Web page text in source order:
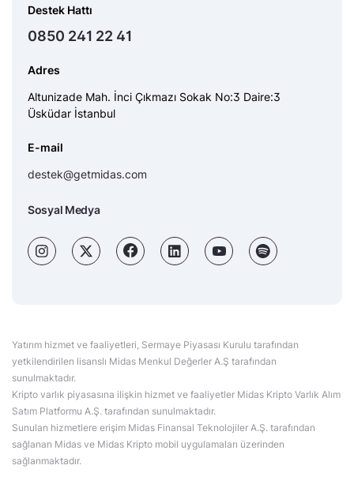
Destek Hattı
0850 241 22 41
Adres
Altunizade Mah. İnci Çıkmazı Sokak No:3 Daire:3
Üsküdar İstanbul
E-mail
destek@getmidas.com
Sosyal Medya
Yatırım hizmet ve faaliyetleri, Sermaye Piyasası Kurulu tarafından
yetkilendirilen lisanslı Midas Menkul Değerler A.Ş tarafından
sunulmaktadır.
Kripto varlık piyasasına ilişkin hizmet ve faaliyetler Midas Kripto Varlık Alım
Satım Platformu A.Ş. tarafından sunulmaktadır.
Sunulan hizmetlere erişim Midas Finansal Teknolojiler A.Ş. tarafından
sağlanan Midas ve Midas Kripto mobil uygulamaları üzerinden
sağlanmaktadır.